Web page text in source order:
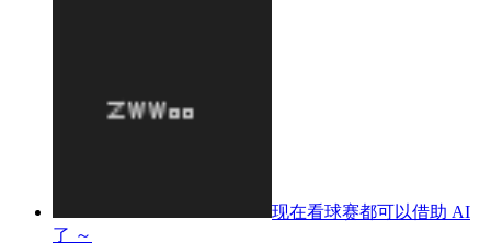
现在看球赛都可以借助 AI
了 ～